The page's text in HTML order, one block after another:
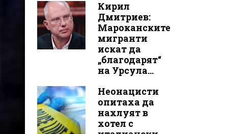
Кирил
Дмитриев:
Мароканските
мигранти
искат да
„благодарят“
на Урсула...
Неонацисти
опитаха да
нахлуят в
хотел с